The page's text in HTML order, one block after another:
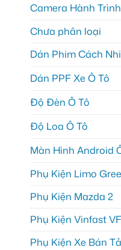
Camera Hành Trình
Chưa phân loại
Dán Phim Cách
Dán PPF Xe Ô Tô
Độ Đèn Ô Tô
Độ Loa Ô Tô
Màn Hình Android
Phụ Kiện Limo
Phụ Kiện Mazda 2
Phụ Kiện Vinfast
Phụ Kiện Xe Bán